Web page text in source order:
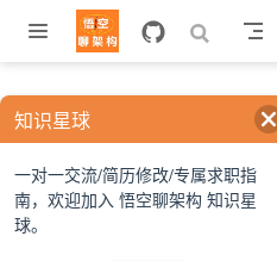
跳至主要內容
知识星球
一对一交流/简历修改/专属求职指
南，欢迎加入 悟空聊架构 知识星
球。